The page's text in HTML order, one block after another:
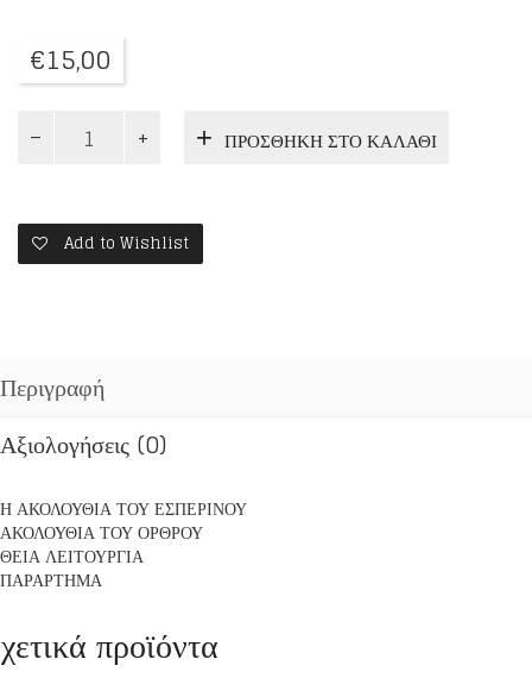
€15,00
ΤΟΥ
ΠΡΟΣΘΉΚΗ ΣΤΟ ΚΑΛΆΘΙ
Add to Wishlist
Περιγραφή
Αξιολογήσεις (0)
Η ΑΚΟΛΟΥΘΙΑ ΤΟΥ ΕΣΠΕΡΙΝΟΥ
ΑΚΟΛΟΥΘΙΑ ΤΟΥ ΟΡΘΡΟΥ
ΘΕΙΑ ΛΕΙΤΟΥΡΓΙΑ
ΠΑΡΑΡΤΗΜΑ
προϊόντα